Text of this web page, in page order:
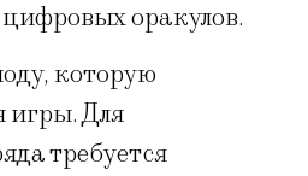
оракулов.
которую
игры. Для
требуется